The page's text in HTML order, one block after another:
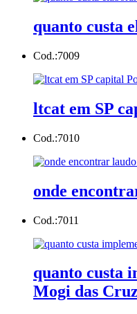
quanto custa
Cod.:7009
ltcat em SP
Cod.:7010
onde
Cod.:7011
quanto custa
Mogi das